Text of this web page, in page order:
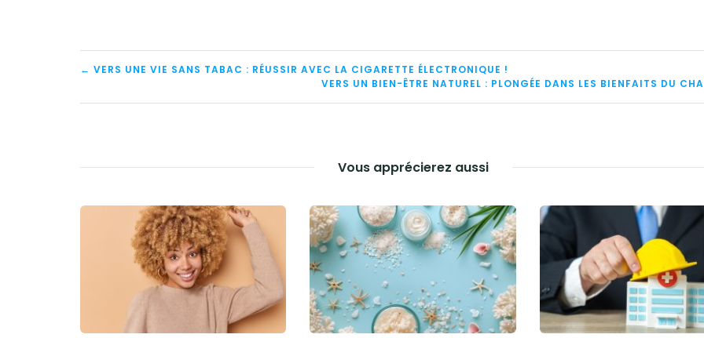
NAVIGATION
DE
← VERS UNE VIE SANS TABAC : RÉUSSIR AVEC LA CIGARETTE ÉLECTRONIQUE !
VERS UN BIEN-ÊTRE NATUREL : PLONGÉE DANS LES BIENFAITS DU
Vous apprécierez aussi